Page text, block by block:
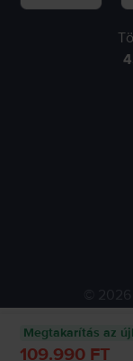
Megtakarítás az
109.990 FT